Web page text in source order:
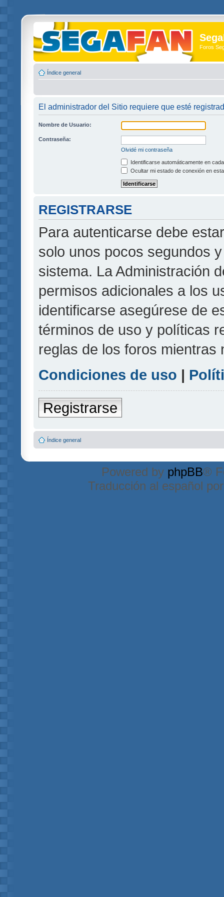
Foros
Índice general
El administrador del Sitio requiere que esté
Nombre de Usuario:
Contraseña:
Olvidé mi contraseña
Identificarse automáticamente en
Ocultar mi estado de conexión en
REGISTRARSE
Para autenticarse debe
solo unos pocos segundos
sistema. La Administración
permisos adicionales a los
identificarse asegúrese de
términos de uso y políticas
reglas de los foros mientras
Condiciones de uso |
Registrarse
Índice general
Powered by phpBB®
Traducción al español